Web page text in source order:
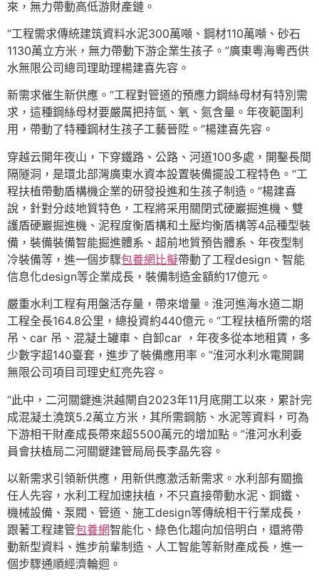
來，無力帶動高低游財產鏈。
“工程需求傳統建筑資料水泥300萬噸、鋼材110萬噸、砂石
1130萬立方米，無力帶動下游企業生孩子。”廣東粵海粵西供
水無限公司總司理助理楊建喜先容。
新需求催生新供應。“工程對管道的預應力鋼絲母材有特別需
求，這種鋼絲母材要嚴厲把持氫、氧、氮含量。年夜範圍利
用，帶動了特種鋼材生孩子工藝晉陞。”楊建喜先容。
穿越云開年夜山，下穿鐵路、公路、河道100多處，開鑿長間
隔隧洞，是環北部灣廣東水資本設置裝備擺設工程特色。“工
程扶植帶動盾構機企業的研發投進和生孩子制造。”楊建喜
說，針對分歧地質特色，工程將采用關閉式硬巖掘進機、雙
護盾硬巖掘進機、泥程度衡盾構和土壓均衡盾構等4品種型裝
備，裝備裝備智能掘進體系、超前地質預告體系、年夜型制
冷裝備等，進一個步驟包養網比擬帶動了工程design、智能
信息化design等企業成長，裝備制造金額約17億元。
嚴重水利工程有用盤活存量，帶來增量。淮河進海水道二期
工程全長164.8公里，總投資約440億元。“工程扶植所需的塔
吊、car 吊、混凝土罐車、自卸car ，年夜多從本地租賃，多
少數字超140臺套，進步了裝備應用率。”淮河水利水電開闢
無限公司項目司理史紅亮先容。
“此中，二河關鍵進洪越閘自2023年11月底開工以來，累計完
成混凝土澆筑5.2萬立方米，其所需鋼筋、水泥等資料，可為
下游相干財產成長帶來超5500萬元的增加點。”淮河水利委
員會扶植局二河關鍵建管局局長李晶先容。
以新需求引領新供應，用新供應激活新需求。水利部有關擔
任人先容，水利工程加速扶植，不只直接帶動水泥、鋼鐵、
機械設備、泵閥、管道、施工design等傳統相干行業成長，
跟著工程建管包養網智能化、綠色化趨向加倍明白，還將帶
動新型資料、進步前輩制造、人工智能等新財產成長，進一
個步驟通順經濟輪迴。